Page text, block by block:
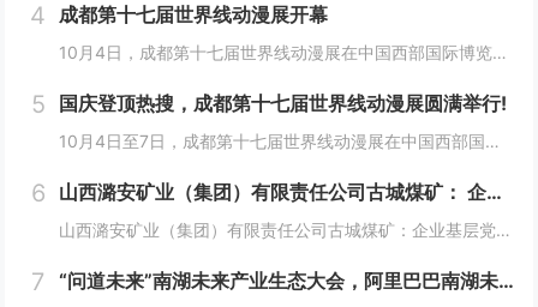
4 成都第十七届世界线动漫展开幕
10月4日，成都第十七届世界线动漫展在中国西部国际博览城开幕。本届展会以“逐浪追风，记秋航行”为主题，涵盖品牌展商互动、主题游戏体验、沉浸主题摄影、声优大赛、电竞比赛、嘉宾签售、主题巡游和IP周边销售等核心内容。展会服务继续升级！成都第十七...
5 国庆登顶热搜，成都第十七届世界线动漫展圆满举行!
10月4日至7日，成都第十七届世界线动漫展在中国西部国际博览城成功举行。世界线动漫展是成都本土市场孕育的动漫展会，凭借独特的游戏体验和品牌展商互动内容，在年轻二次元人群好评如潮，成为了西部地区受众人数最多、规模最大的动漫展会。成都第十七届世...
6 山西潞安矿业（集团）有限责任公司古城煤矿： 企业基层党组织如何围绕中心工作发挥宣传赋能作用
山西潞安矿业（集团）有限责任公司古城煤矿：企业基层党组织如何围绕中心工作发挥宣传赋能作用 习近平总书记指出，做好新形势下宣传思想工作，必须自觉承担起举旗帜、聚民心、育新人、兴文化、展形象的使命任务，这为国企做好宣传思想工作提供了根...
7 “问道未来”南湖未来产业生态大会，阿里巴巴南湖未来科学园正式宣布开园